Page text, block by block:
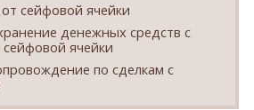
сейфовой ячейки
денежных средств с
ячейки
по сделкам с